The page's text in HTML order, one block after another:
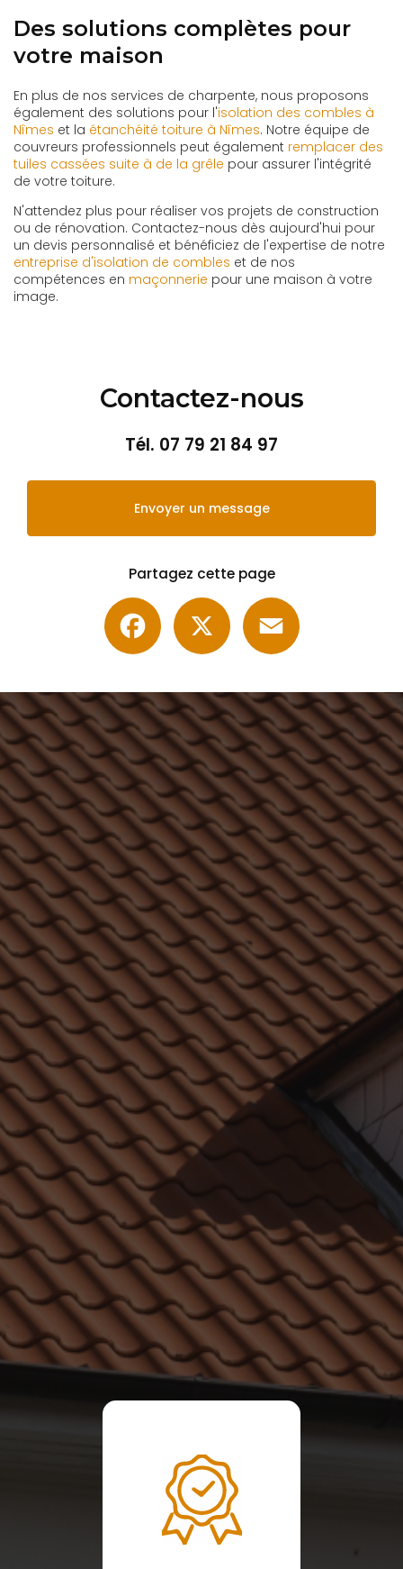
Des solutions complètes pour
votre maison
En plus de nos services de charpente, nous proposons
également des solutions pour l'isolation des combles à
Nîmes et la étanchéité toiture à Nîmes. Notre équipe de
couvreurs professionnels peut également remplacer des
tuiles cassées suite à de la grêle pour assurer l'intégrité
de votre toiture.
N'attendez plus pour réaliser vos projets de construction
ou de rénovation. Contactez-nous dès aujourd'hui pour
un devis personnalisé et bénéficiez de l'expertise de notre
entreprise d'isolation de combles et de nos
compétences en maçonnerie pour une maison à votre
image.
Contactez-nous
Tél. 07 79 21 84 97
Envoyer un message
Partagez cette page
Facebook